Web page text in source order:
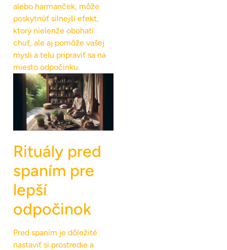
alebo harmanček, môže
poskytnúť silnejší efekt,
ktorý nielenže obohatí
chuť, ale aj pomôže vašej
mysli a telu pripraviť sa na
miesto odpočinku.
Rituály pred
spaním pre
lepší
odpočinok
Pred spaním je dôležité
nastaviť si prostredie a